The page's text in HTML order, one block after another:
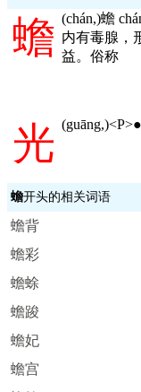
蟾 (chán,)蟾
内有毒腺，
益。俗称
光 (guāng,
蟾开头的相关词语
蟾背
蟾彩
蟾蜍
蟾踆
蟾妃
蟾宫